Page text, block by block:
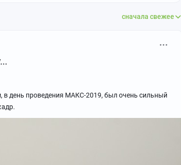
сначала свежее
в день проведения МАКС-2019, был очень сильный